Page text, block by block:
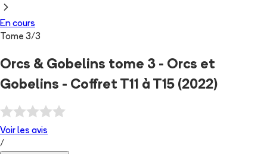
En cours
Tome 3/3
Orcs & Gobelins tome 3 - Orcs et
Gobelins - Coffret T11 à T15 (2022)
Voir les avis
/